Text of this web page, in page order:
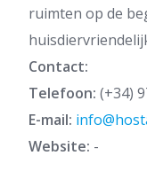
ruimten op de
Contact:
Telefoon: (+34)
E-mail:
Website: -